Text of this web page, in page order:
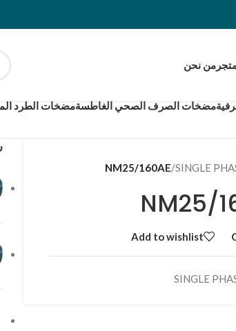
من نحن
مضخات الصرف الصحي الغاطسةمضخات الطرد
SINGLE
/
NM25/160AE
NM25/
Add to wishlist
SINGLE